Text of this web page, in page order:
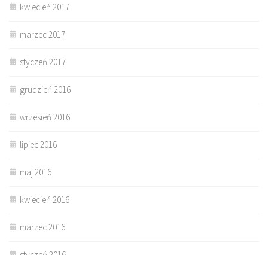
kwiecień 2017
marzec 2017
styczeń 2017
grudzień 2016
wrzesień 2016
lipiec 2016
maj 2016
kwiecień 2016
marzec 2016